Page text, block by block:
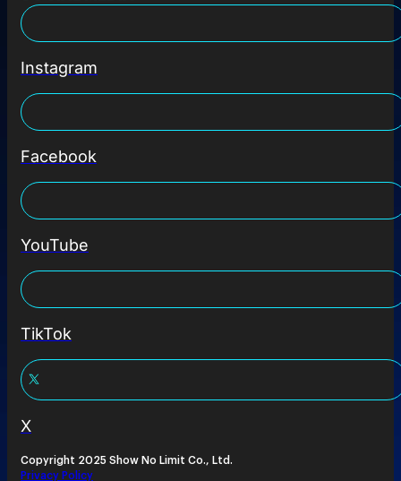
Instagram
Facebook
YouTube
TikTok
X
Copyright 2025 Show No Limit Co., Ltd.
Privacy Policy